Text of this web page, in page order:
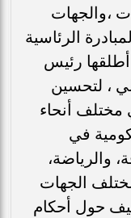
،والجهات
الرئاسية
أطلقها رئيس
، لتحسين
مختلف أنحاء
في
والرياضة،
الجهات
حول أحكام